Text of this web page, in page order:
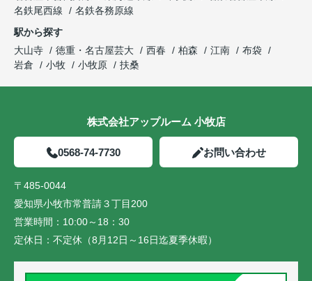
名鉄尾西線
名鉄各務原線
駅から探す
大山寺
徳重・名古屋芸大 西春 柏森 江南
布袋
岩倉
小牧 小牧原 扶桑
株式会社アップルーム 小牧店
0568-74-7730 お問い合わせ
〒485-0044
愛知県小牧市常普請３丁目200
営業時間： 10:00～18：30
定休日： 不定休（8月12日～16日迄夏季休暇）